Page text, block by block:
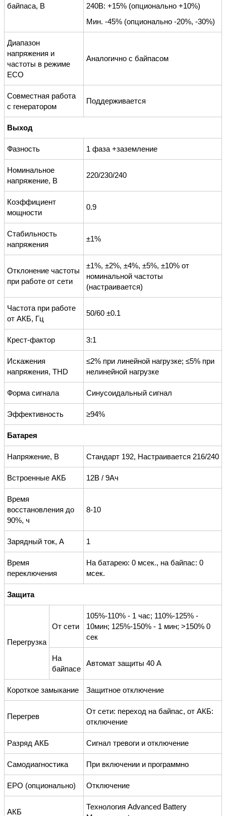
байпаса, В
240В: +15% (опционально +10%)
Мин. -45% (опционально -20%, -30%)
Диапазон
напряжения и
частоты в режиме
ECO
Аналогично с байпасом
Совместная работа
с генератором
Поддерживается
Выход
Фазность 1 фаза +заземление
Номинальное
напряжение, В
220/230/240
Коэффициент
мощности
0.9
Стабильность
напряжения
±1%
Отклонение частоты
при работе от сети
±1%, ±2%, ±4%, ±5%, ±10% от
номинальной частоты
(настраивается)
Частота при работе
от АКБ, Гц
50/60 ±0.1
Крест-фактор 3:1
Искажения
напряжения, THD
≤2% при линейной нагрузке; ≤5% при
нелинейной нагрузке
Форма сигнала Синусоидальный сигнал
Эффективность ≥94%
Батарея
Напряжение, В Стандарт 192, Настраивается 216/240
Встроенные АКБ 12В / 9Ач
Время
восстановления до
90%, ч
8-10
Зарядный ток, А 1
Время
переключения
На батарею: 0 мсек., на байпас: 0
мсек.
Защита
Перегрузка
От сети
105%-110% - 1 час; 110%-125% -
10мин; 125%-150% - 1 мин; >150% 0
сек
На
байпасе
Автомат защиты 40 А
Короткое замыкание Защитное отключение
Перегрев
От сети: переход на байпас, от АКБ:
отключение
Разряд АКБ Сигнал тревоги и отключение
Самодиагностика При включении и программно
EPO (опционально) Отключение
АКБ
Технология Advanced Battery